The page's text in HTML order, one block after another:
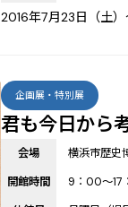
2016年7月23日（土
君も今日から
企画展・特別展
会場
横浜市歴史
開館時間
9：00～17